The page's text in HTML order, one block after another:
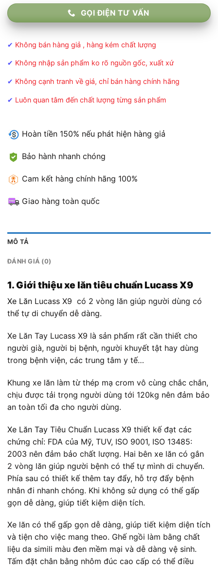
GỌI ĐIỆN TƯ VẤN
✔ Không bán hàng giả , hàng kém chất lượng
✔ Không nhập sản phẩm ko rõ nguồn gốc, xuất xứ
✔ Không cạnh tranh về giá, chỉ bán hàng chính hãng
✔ Luôn quan tâm đến chất lượng từng sản phẩm
Hoàn tiền 150% nếu phát hiện hàng giả
Bảo hành nhanh chóng
Cam kết hàng chính hãng 100%
Giao hàng toàn quốc
MÔ TẢ
ĐÁNH GIÁ (0)
1. Giới thiệu xe lăn tiêu chuẩn Lucass X9
Xe Lăn Lucass X9 có 2 vòng lăn giúp người dùng có
thể tự di chuyển dễ dàng.
Xe Lăn Tay Lucass X9 là sản phẩm rất cần thiết cho
người già, người bị bệnh, người khuyết tật hay dùng
trong bệnh viện, các trung tâm y tế…
Khung xe lăn làm từ thép mạ crom vô cùng chắc chắn,
chịu được tải trọng người dùng tới 120kg nên đảm bảo
an toàn tối đa cho người dùng.
Xe Lăn Tay Tiêu Chuẩn Lucass X9 thiết kế đạt các
chứng chỉ: FDA của Mỹ, TUV, ISO 9001, ISO 13485:
2003 nên đảm bảo chất lượng. Hai bên xe lăn có gắn
2 vòng lăn giúp người bệnh có thể tự mình di chuyển.
Phía sau có thiết kế thêm tay đẩy, hỗ trợ đẩy bệnh
nhân đi nhanh chóng. Khi không sử dụng có thể gấp
gọn dễ dàng, giúp tiết kiệm diện tích.
Xe lăn có thể gấp gọn dễ dàng, giúp tiết kiệm diện tích
và tiện cho việc mang theo. Ghế ngồi làm bằng chất
liệu da simili màu đen mềm mại và dễ dàng vệ sinh.
Tấm đặt chân bằng nhôm đúc cao cấp có thể điều